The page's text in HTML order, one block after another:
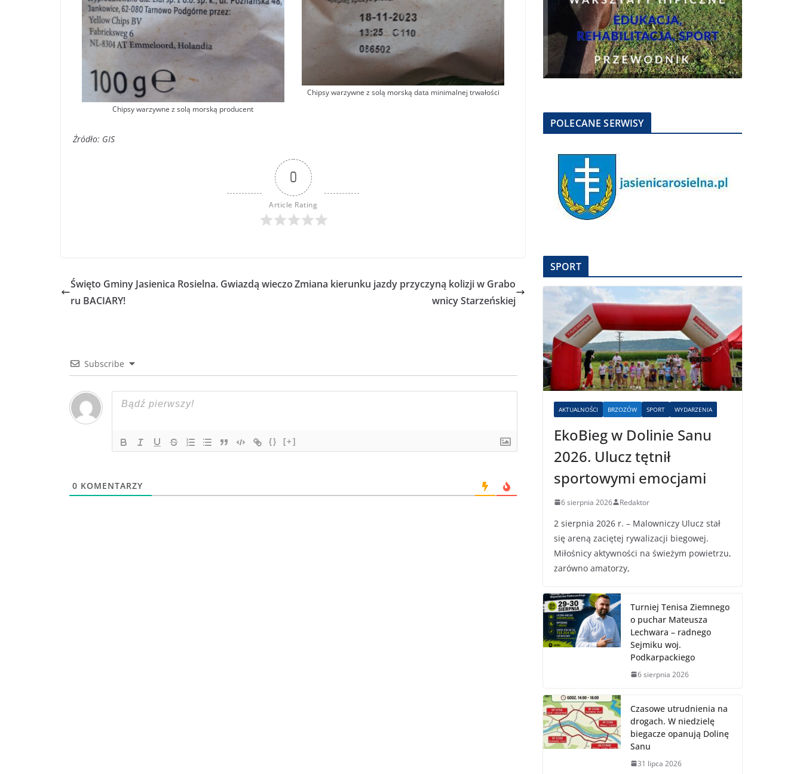
Chipsy warzywne z solą morską producent
Chipsy warzywne z solą morską data minimalnej trwałości
Źródło: GIS
0
Article Rating
Święto Gminy Jasienica Rosielna. Gwiazdą wieczo
ru BACIARY!
Zmiana kierunku jazdy przyczyną kolizji w Grabo
wnicy Starzeńskiej
Subscribe
{} [+]
0 KOMENTARZY
POLECANE SERWISY
SPORT
AKTUALNOŚCI BRZOZÓW SPORT WYDARZENIA
EkoBieg w Dolinie Sanu
2026. Ulucz tętnił
sportowymi emocjami
6 sierpnia 2026 Redaktor
2 sierpnia 2026 r. – Malowniczy Ulucz stał
się areną zaciętej rywalizacji biegowej.
Miłośnicy aktywności na świeżym powietrzu,
zarówno amatorzy,
Turniej Tenisa Ziemnego
o puchar Mateusza
Lechwara – radnego
Sejmiku woj.
Podkarpackiego
6 sierpnia 2026
Czasowe utrudnienia na
drogach. W niedzielę
biegacze opanują Dolinę
Sanu
31 lipca 2026